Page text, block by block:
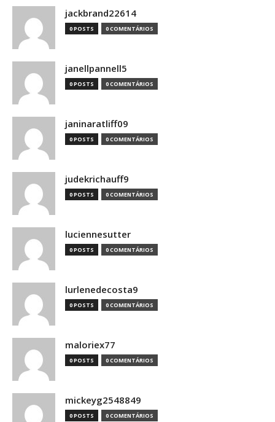
jackbrand22614
0 POSTS 0 COMENTÁRIOS
janellpannell5
0 POSTS 0 COMENTÁRIOS
janinaratliff09
0 POSTS 0 COMENTÁRIOS
judekrichauff9
0 POSTS 0 COMENTÁRIOS
luciennesutter
0 POSTS 0 COMENTÁRIOS
lurlenedecosta9
0 POSTS 0 COMENTÁRIOS
maloriex77
0 POSTS 0 COMENTÁRIOS
mickeyg2548849
0 POSTS 0 COMENTÁRIOS